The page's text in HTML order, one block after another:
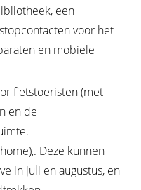
een
voor het
en mobiele
fietstoeristen (met
en de
Deze kunnen
in juli en augustus, en